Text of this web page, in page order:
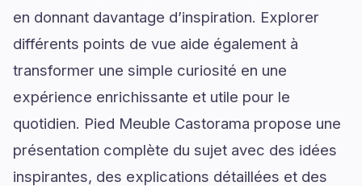
en donnant davantage d’inspiration. Explorer
différents points de vue aide également à
transformer une simple curiosité en une
expérience enrichissante et utile pour le
quotidien. Pied Meuble Castorama propose une
présentation complète du sujet avec des idées
inspirantes, des explications détaillées et des